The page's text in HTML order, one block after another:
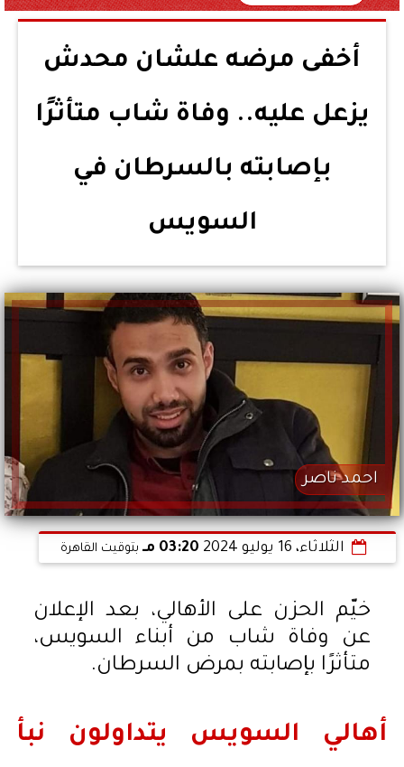
أخفى مرضه علشان محدش
يزعل عليه.. وفاة شاب متأثرًا
بإصابته بالسرطان في
السويس
احمد ناصر
الثلاثاء، 16 يوليو 2024 03:20 مـ بتوقيت القاهرة
خيّم الحزن على الأهالي، بعد الإعلان
عن وفاة شاب من أبناء السويس،
متأثرًا بإصابته بمرض السرطان.
أهالي السويس يتداولون نبأ